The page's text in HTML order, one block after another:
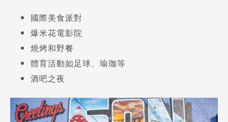
Latest News
Promotion
Program 課程選擇
國際美食派對
爆米花電影院
燒烤和野餐
體育活動如足球、瑜珈等
酒吧之夜